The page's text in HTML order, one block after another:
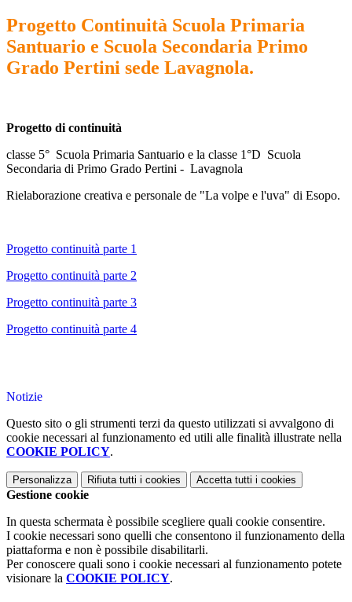
Progetto Continuità Scuola Primaria
Santuario e Scuola Secondaria Primo
Grado Pertini sede Lavagnola.
Progetto di continuità
classe 5° Scuola Primaria Santuario e la classe 1°D Scuola
Secondaria di Primo Grado Pertini - Lavagnola
Rielaborazione creativa e personale de "La volpe e l'uva" di Esopo.
Progetto continuità parte 1
Progetto continuità parte 2
Progetto continuità parte 3
Progetto continuità parte 4
Notizie
Questo sito o gli strumenti terzi da questo utilizzati si avvalgono di
cookie necessari al funzionamento ed utili alle finalità illustrate nella
COOKIE POLICY.
Personalizza Rifiuta tutti i cookies Accetta tutti i cookies
Gestione cookie
In questa schermata è possibile scegliere quali cookie consentire.
I cookie necessari sono quelli che consentono il funzionamento della
piattaforma e non è possibile disabilitarli.
Per conoscere quali sono i cookie necessari al funzionamento potete
visionare la COOKIE POLICY.